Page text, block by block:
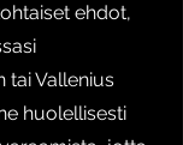
ehdot,
tai Vallenius
huolellisesti